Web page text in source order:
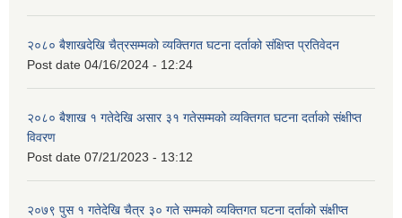
२०८० बैशाखदेखि चैत्रसम्मको व्यक्तिगत घटना दर्ताको संक्षिप्त प्रतिवेदन
Post date 04/16/2024 - 12:24
२०८० बैशाख १ गतेदेखि असार ३१ गतेसम्मको व्यक्तिगत घटना दर्ताको संक्षीप्त
विवरण
Post date 07/21/2023 - 13:12
२०७९ पुस १ गतेदेखि चैत्र ३० गते सम्मको व्यक्तिगत घटना दर्ताको संक्षीप्त